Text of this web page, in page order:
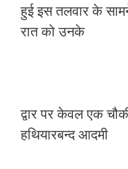
हुई इस तलवार के
रात को उनके
द्वार पर केवल एक
हथियारबन्द आदमी